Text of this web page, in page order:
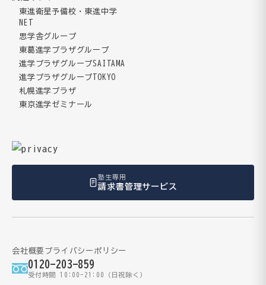
東進衛星予備校・東進中学
NET
思学舎グループ
東葛進学プラザグループ
進学プラザグループSAITAMA
進学プラザグループTOKYO
札幌進学プラザ
東京進学ゼミナール
塾生専用
請求書管理サービス
会社概要プライバシーポリシー
0120-203-859
受付時間 10:00-21:00（日祝除く）